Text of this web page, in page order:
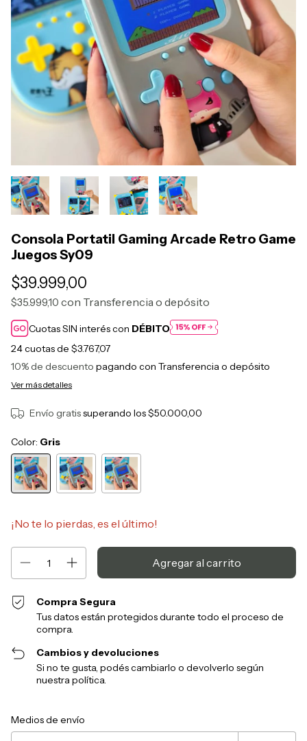
Consola Portatil Gaming Arcade Retro Game
Juegos Sy09
$39.999,00
$35.999,10 con Transferencia o depósito
Cuotas SIN interés con DÉBITO
24cuotas de $3.767,07
10% de descuento pagando con Transferencia o depósito
Ver más detalles
Envío gratissuperando los$50.000,00
Color: Gris
¡No te lo pierdas, es el último!
Compra Segura
Tus datos están protegidos durante todo el proceso de
compra.
Cambios y devoluciones
Si no te gusta, podés cambiarlo o devolverlo según
nuestra política.
Entregas para el CP:
Medios de envío